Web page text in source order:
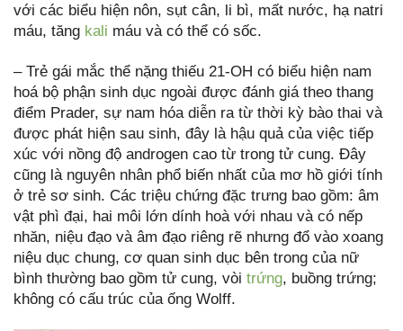
với các biểu hiện nôn, sụt cân, li bì, mất nước, hạ natri
máu, tăng kali máu và có thể có sốc.
– Trẻ gái mắc thể nặng thiếu 21-OH có biểu hiện nam
hoá bộ phận sinh dục ngoài được đánh giá theo thang
điểm Prader, sự nam hóa diễn ra từ thời kỳ bào thai và
được phát hiện sau sinh, đây là hậu quả của việc tiếp
xúc với nồng độ androgen cao từ trong tử cung. Đây
cũng là nguyên nhân phổ biến nhất của mơ hồ giới tính
ở trẻ sơ sinh. Các triệu chứng đặc trưng bao gồm: âm
vật phì đại, hai môi lớn dính hoà với nhau và có nếp
nhăn, niệu đạo và âm đạo riêng rẽ nhưng đổ vào xoang
niệu dục chung, cơ quan sinh dục bên trong của nữ
bình thường bao gồm tử cung, vòi trứng, buồng trứng;
không có cấu trúc của ống Wolff.